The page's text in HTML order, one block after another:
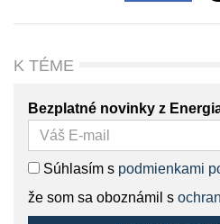
K TÉME
Bezplatné novinky z
Súhlasím s podmienkami
že som sa oboznámil s